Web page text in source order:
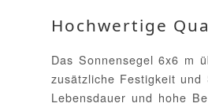
Hochwertige
Das Sonnensegel 6x6 m
zusätzliche Festigkeit
Lebensdauer und hohe